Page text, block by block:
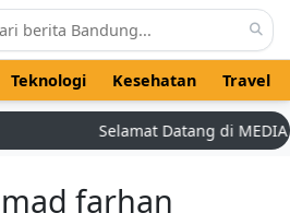
Teknologi Kesehatan Travel
Selamat Datang di MEDIA
farhan